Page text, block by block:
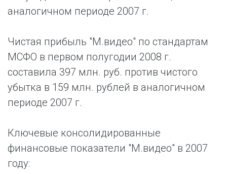
аналогичном периоде 2007 г.
Чистая прибыль "М.видео" по стандартам
МСФО в первом полугодии 2008 г.
составила 397 млн. руб. против чистого
убытка в 159 млн. рублей в аналогичном
периоде 2007 г.
Ключевые консолидированные
финансовые показатели "М.видео" в 2007
году: